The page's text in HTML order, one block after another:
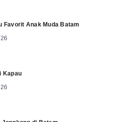
Favorit Anak Muda Batam
Kapau